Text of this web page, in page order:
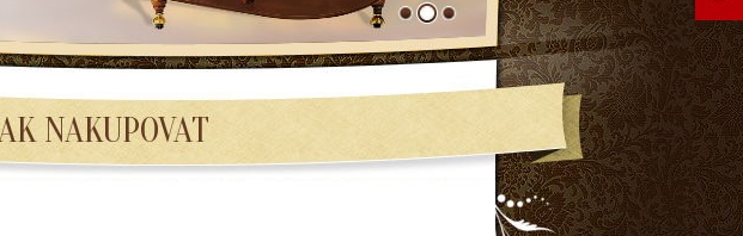
NAKUPOVAT